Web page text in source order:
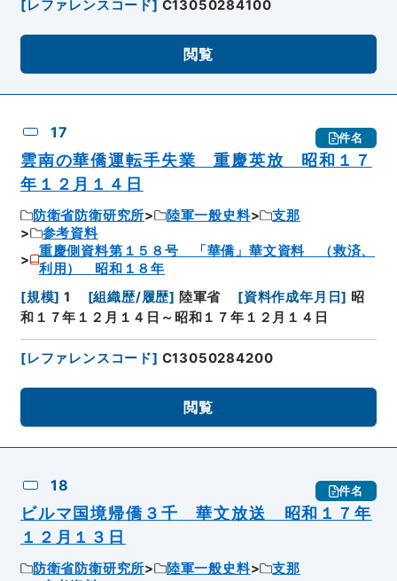
[レファレンスコード] C13050284100
閲覧
17 件名
雲南の華僑運転手失業 重慶英放 昭和１７
年１２月１４日
防衛省防衛研究所 陸軍一般史料
支那
参考資料
重慶側資料第１５８号 「華僑」華文資料 （救済、
利用） 昭和１８年
[規模] 1 [組織歴/履歴] 陸軍省 [資料作成年月日] 昭
和１７年１２月１４日～昭和１７年１２月１４日
[レファレンスコード] C13050284200
閲覧
18 件名
ビルマ国境帰僑３千 華文放送 昭和１７年
１２月１３日
防衛省防衛研究所 陸軍一般史料
支那